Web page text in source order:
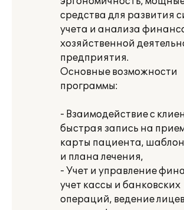
средства для развития
учета и анализа
хозяйственной
предприятия.
Основные возможности
программы:
- Взаимодействие с
быстрая запись на
карты пациента,
и плана лечения,
- Учет и управление
учет кассы и банковских
операций, ведение